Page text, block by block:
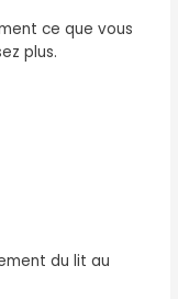
ce que vous
plus.
du lit au